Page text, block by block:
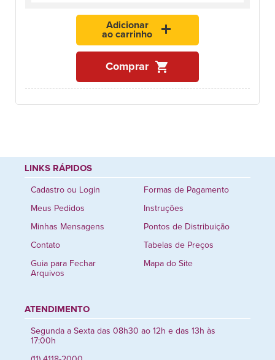
Adicionar
ao carrinho
add
Comprar shopping_cart
LINKS RÁPIDOS
Cadastro ou Login
Meus Pedidos
Minhas Mensagens
Contato
Guia para Fechar
Arquivos
Formas de Pagamento
Instruções
Pontos de Distribuição
Tabelas de Preços
Mapa do Site
ATENDIMENTO
Segunda a Sexta das 08h30 ao 12h e das 13h às
17:00h